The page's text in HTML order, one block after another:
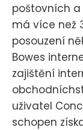
poštovních
má více než
posouzení
Bowes
zajištění
uživatel
schopen